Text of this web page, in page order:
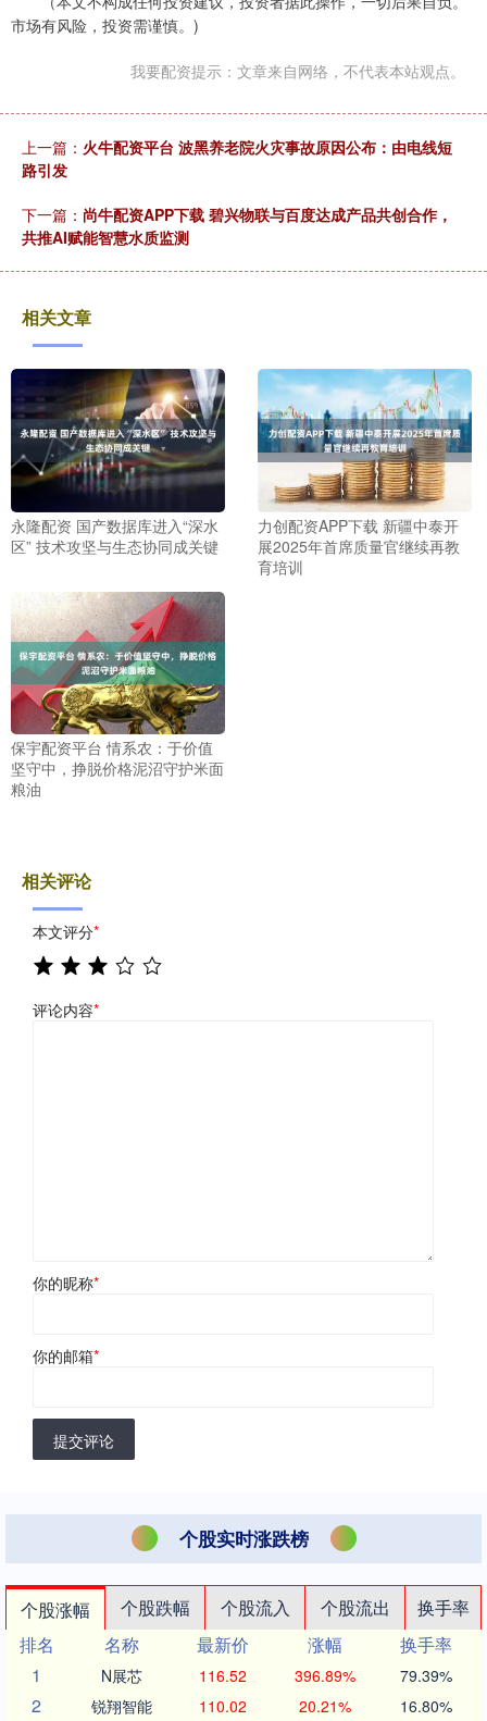
市场有风险，投资需谨慎。)
我要配资提示：文章来自网络，不代表本站观点。
上一篇： 火牛配资平台 波黑养老院火灾事故原因公布：由电线短
路引发
下一篇： 尚牛配资APP下载 碧兴物联与百度达成产品共创合作，
共推AI赋能智慧水质监测
相关文章
永隆配资 国产数据库进入“深水
区” 技术攻坚与生态协同成关键
力创配资APP下载 新疆中泰开
展2025年首席质量官继续再教
育培训
保宇配资平台 情系农：于价值
坚守中，挣脱价格泥沼守护米面
粮油
相关评论
本文评分*
评论内容*
你的昵称*
你的邮箱*
提交评论
个股实时涨跌榜
个股涨幅 个股跌幅 个股流入 个股流出
换手率
排名
名称 最新价 涨幅
换手率
1
N展芯 116.52 396.89% 79.39%
2 锐翔智能 110.02 20.21% 16.80%